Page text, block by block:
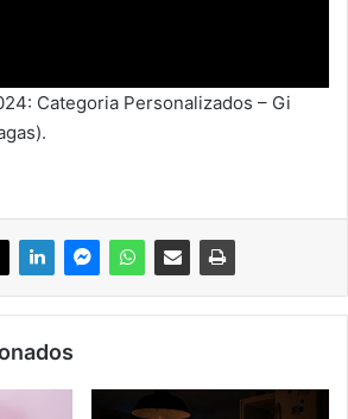
Categoria Personalizados – Gi